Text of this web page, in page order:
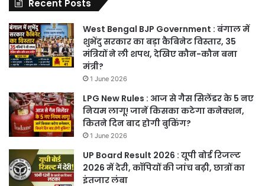
Recent Posts
West Bengal BJP Government : बंगाल में
शुभेंदु सरकार का बड़ा कैबिनेट विस्तार, 35
मंत्रियों ने ली शपथ, देखिए कौन-कौन बना
मंत्री?
1 June 2026
LPG New Rules : आज से गैस सिलेंडर के 5 नए
नियम लागू! जानें किसका कटेगा कनेक्शन,
कितने दिन बाद होगी बुकिंग?
1 June 2026
UP Board Result 2026 : यूपी बोर्ड रिजल्ट
2026 में देरी, कॉपियों की जांच बढ़ी, छात्रों का
इंतजार लंबा